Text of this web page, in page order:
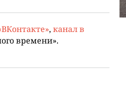
, канал в
времени».